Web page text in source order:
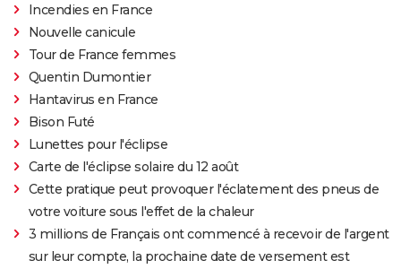
Incendies en France
Nouvelle canicule
Tour de France femmes
Quentin Dumontier
Hantavirus en France
Bison Futé
Lunettes pour l'éclipse
Carte de l'éclipse solaire du 12 août
Cette pratique peut provoquer l'éclatement des pneus de
votre voiture sous l'effet de la chaleur
3 millions de Français ont commencé à recevoir de l'argent
sur leur compte, la prochaine date de versement est